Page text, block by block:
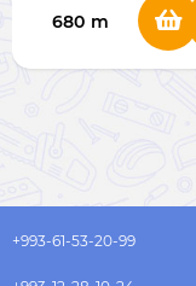
680 m
+993-61-53-20-99